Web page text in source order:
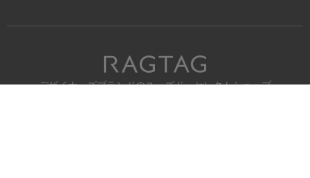
RAGTAG
デザイナーズブランドのユーズド・セレクトショップ